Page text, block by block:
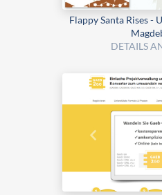
Flappy Santa Rises -
DETAILS